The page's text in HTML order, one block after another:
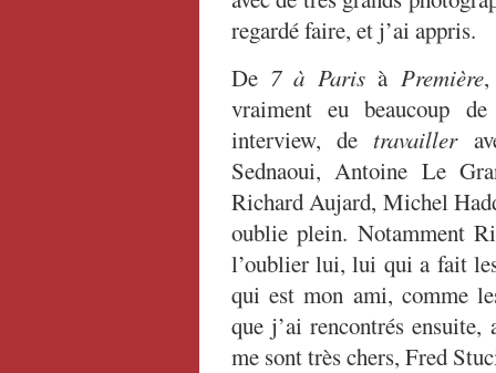
regardé faire, et j’ai appris.
De 7 à Parisà Première,
vraiment eu beaucoup
interview, de travailler
Sednaoui, Antoine Le
Richard Aujard, Michel
oublie plein. Notamment
l’oublier lui, lui qui a fait
qui est mon ami, comme
que j’ai rencontrés
me sont très chers, Fred